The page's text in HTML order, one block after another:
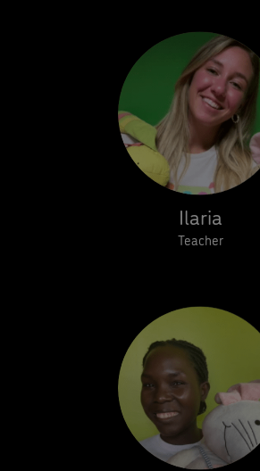
Ilaria
Teacher